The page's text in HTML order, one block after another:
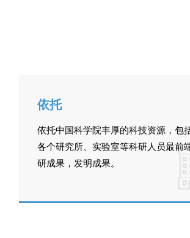
依托
依托中国科学院丰厚的科技资源，包
各个研究所、实验室等科研人员最前
研成果，发明成果。